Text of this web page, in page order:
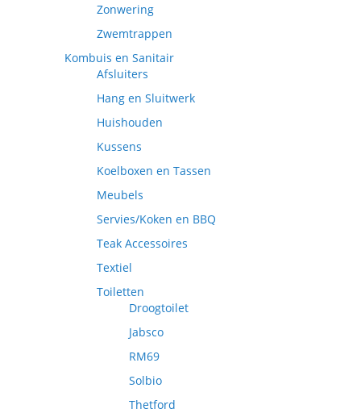
Zonwering
Zwemtrappen
Kombuis en Sanitair
Afsluiters
Hang en Sluitwerk
Huishouden
Kussens
Koelboxen en Tassen
Meubels
Servies/Koken en BBQ
Teak Accessoires
Textiel
Toiletten
Droogtoilet
Jabsco
RM69
Solbio
Thetford